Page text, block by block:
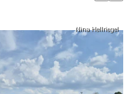
Nina Hellriegel